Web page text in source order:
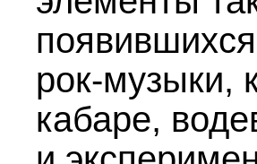
рок-музыки,
кабаре,